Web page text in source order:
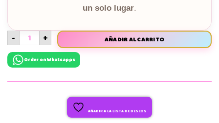
un solo lugar.
- + AÑADIR AL CARRITO
Order on Whatsapps
AÑADIR A LA LISTA DE DESEOS